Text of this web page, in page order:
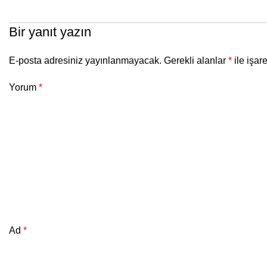
Bir yanıt yazın
E-posta adresiniz yayınlanmayacak. Gerekli alanlar * ile
Yorum *
Ad *